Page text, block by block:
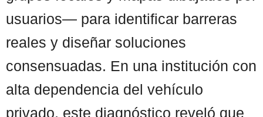
usuarios— para identificar barreras
reales y diseñar soluciones
consensuadas. En una institución con
alta dependencia del vehículo
privado, este diagnóstico reveló que